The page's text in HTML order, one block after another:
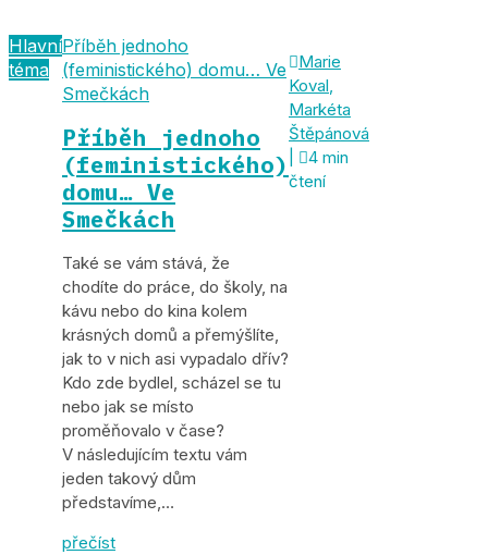
Hlavní
téma
Příběh jednoho
(feministického) domu… Ve
Smečkách
Příběh jednoho
(feministického)
domu… Ve
Smečkách
Také se vám stává, že
chodíte do práce, do školy, na
kávu nebo do kina kolem
krásných domů a přemýšlíte,
jak to v nich asi vypadalo dřív?
Kdo zde bydlel, scházel se tu
nebo jak se místo
proměňovalo v čase?
V následujícím textu vám
jeden takový dům
představíme,…
přečíst
Marie
Koval
Markéta
Štěpánová
4 min
čtení